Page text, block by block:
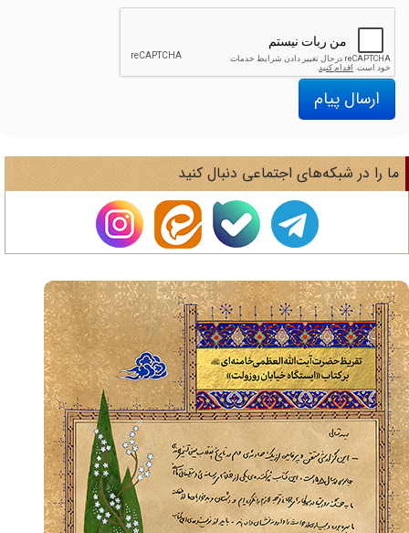
ارسال پیام
را در شبکه‌های اجتماعی دنبال کنید